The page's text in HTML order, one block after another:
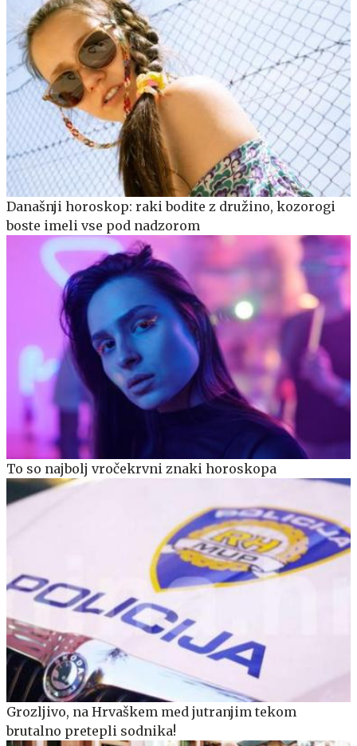
Današnji horoskop: raki bodite z družino, kozorogi
boste imeli vse pod nadzorom
To so najbolj vročekrvni znaki horoskopa
Grozljivo, na Hrvaškem med jutranjim tekom
brutalno pretepli sodnika!